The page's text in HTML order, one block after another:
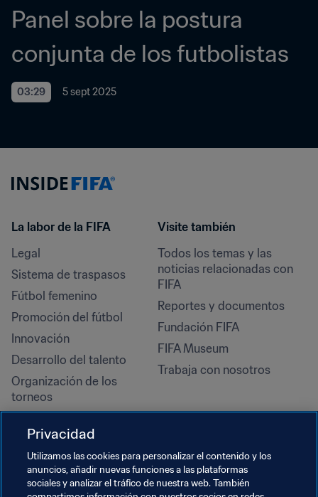
Panel sobre la postura
conjunta de los futbolistas
03:29 5 sept 2025
La labor de la FIFA
Legal
Sistema de traspasos
Fútbol femenino
Promoción del fútbol
Innovación
Desarrollo del talento
Organización de los
torneos
Derechos humanos y lucha
contra la discriminación
Salud y atención médica
Visite también
Todos los temas y las
noticias relacionadas con
FIFA
Reportes y documentos
Fundación FIFA
FIFA Museum
Trabaja con nosotros
Privacidad
Utilizamos las cookies para personalizar el contenido y los
anuncios, añadir nuevas funciones a las plataformas
sociales y analizar el tráfico de nuestra web. También